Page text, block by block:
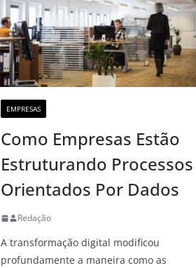
EMPRESAS
Como Empresas Estão
Estruturando Processos
Orientados Por Dados
Redação
A transformação digital modificou
profundamente a maneira como as